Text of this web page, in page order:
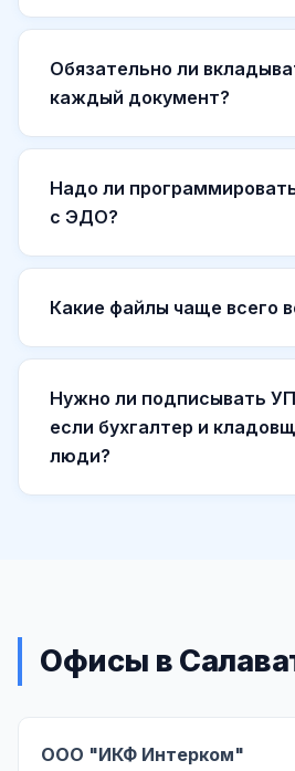
Обязательно ли
каждый документ?
Надо ли
с ЭДО?
Какие файлы чаще всего
Нужно ли подписывать
если бухгалтер и
люди?
Офисы в
ООО "ИКФ Интерком"